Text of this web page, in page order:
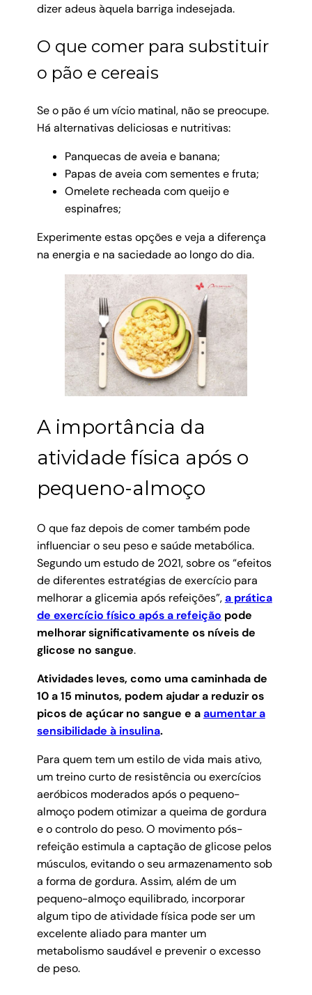
dizer adeus àquela barriga indesejada.
O que comer para substituir
o pão e cereais
Se o pão é um vício matinal, não se preocupe.
Há alternativas deliciosas e nutritivas:
Panquecas de aveia e banana;
Papas de aveia com sementes e fruta;
Omelete recheada com queijo e
espinafres;
Experimente estas opções e veja a diferença
na energia e na saciedade ao longo do dia.
A importância da
atividade física após o
pequeno-almoço
O que faz depois de comer também pode
influenciar o seu peso e saúde metabólica.
Segundo um estudo de 2021, sobre os “efeitos
de diferentes estratégias de exercício para
melhorar a glicemia após refeições”, a prática
de exercício físico após a refeição pode
melhorar significativamente os níveis de
glicose no sangue.
Atividades leves, como uma caminhada de
10 a 15 minutos, podem ajudar a reduzir os
picos de açúcar no sangue e aaumentar a
sensibilidade à insulina.
Para quem tem um estilo de vida mais ativo,
um treino curto de resistência ou exercícios
aeróbicos moderados após o pequeno-
almoço podem otimizar a queima de gordura
e o controlo do peso. O movimento pós-
refeição estimula a captação de glicose pelos
músculos, evitando o seu armazenamento sob
a forma de gordura. Assim, além de um
pequeno-almoço equilibrado, incorporar
algum tipo de atividade física pode ser um
excelente aliado para manter um
metabolismo saudável e prevenir o excesso
de peso.